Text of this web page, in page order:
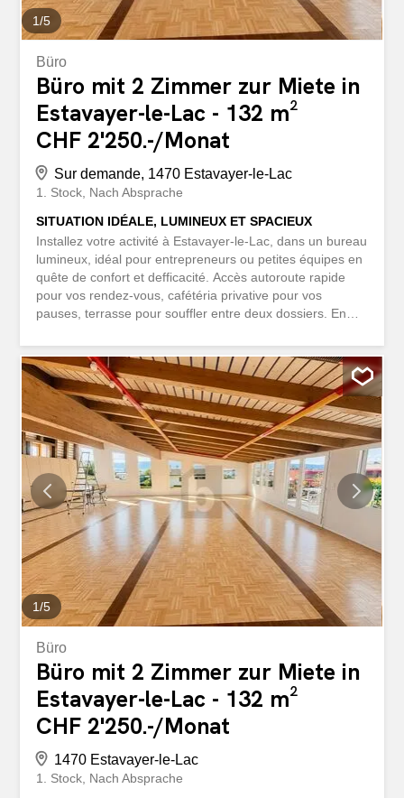
1/5
Büro
Büro mit 2 Zimmer zur Miete in
Estavayer-le-Lac - 132 m²
CHF 2'250.-/Monat
Sur demande, 1470 Estavayer-le-Lac
1. Stock Nach Absprache
SITUATION IDÉALE, LUMINEUX ET SPACIEUX
Installez votre activité à Estavayer-le-Lac, dans un bureau
lumineux, idéal pour entrepreneurs ou petites équipes en
quête de confort et defficacité. Accès autoroute rapide
pour vos rendez-vous, cafétéria privative pour vos
pauses, terrasse pour souffler entre deux dossiers. En
parking disponibles en supplément. Cette offre de
BETTERHOMES se caractérise par les avantages
suivants: - accès autoroute rapide - bureau lumineux -
cafétéria privative - terrasse - 2 places de parking en sus
- situation en zone artisanale - etc., etc., etc. ...
Intéressé? Contactez-nous pour une visite gratuite! Rien
qui correspond? Vous trouverez plus de 2'000 autres
objets sur: www.betterhomes.ch - Le spécialiste suisse
des transactions immobilières. Vous avez un bien
immobilier à commercialiser? Profitez de notre savoir-
faire: https://www.betterhomes.ch/fr/profiter Vous
souhaitez connaître la valeur de votre bien immobilier...
1/5
Büro
Büro mit 2 Zimmer zur Miete in
Estavayer-le-Lac - 132 m²
CHF 2'250.-/Monat
1470 Estavayer-le-Lac
1. Stock Nach Absprache